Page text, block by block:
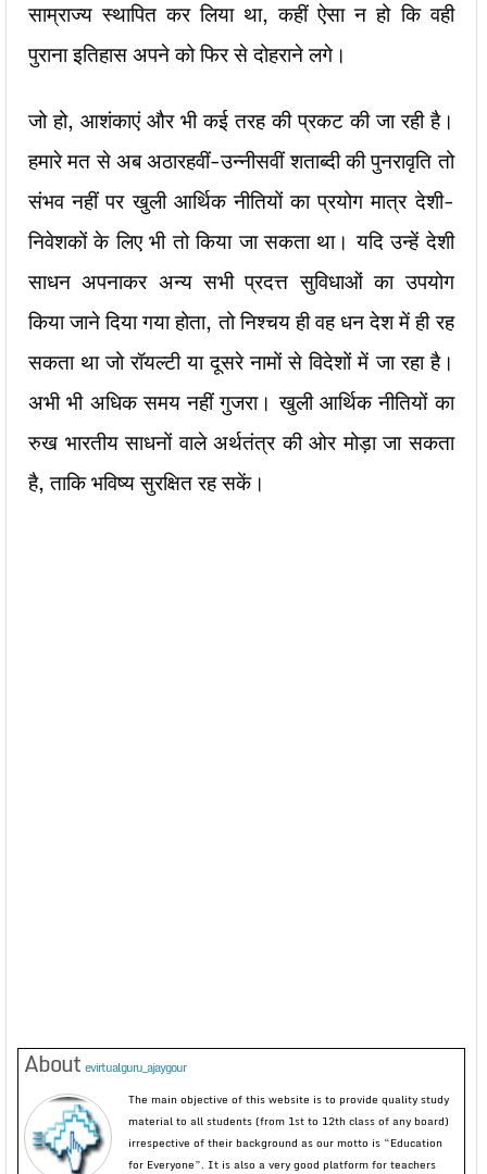
साम्राज्य स्थापित कर लिया था, कहीं ऐसा न हो कि वही
पुराना इतिहास अपने को फिर से दोहराने लगे।
जो हो, आशंकाएं और भी कई तरह की प्रकट की जा रही है।
हमारे मत से अब अठारहवीं-उन्नीसवीं शताब्दी की पुनरावृति तो
संभव नहीं पर खुली आर्थिक नीतियों का प्रयोग मात्र देशी-
निवेशकों के लिए भी तो किया जा सकता था। यदि उन्हें देशी
साधन अपनाकर अन्य सभी प्रदत्त सुविधाओं का उपयोग
किया जाने दिया गया होता, तो निश्चय ही वह धन देश में ही रह
सकता था जो रॉयल्टी या दूसरे नामों से विदेशों में जा रहा है।
अभी भी अधिक समय नहीं गुजरा। खुली आर्थिक नीतियों का
रुख भारतीय साधनों वाले अर्थतंत्र की ओर मोड़ा जा सकता
है, ताकि भविष्य सुरक्षित रह सकें।
About evirtualguru_ajaygour
The main objective of this website is to provide quality study
material to all students (from 1st to 12th class of any board)
irrespective of their background as our motto is “Education
for Everyone”. It is also a very good platform for teachers